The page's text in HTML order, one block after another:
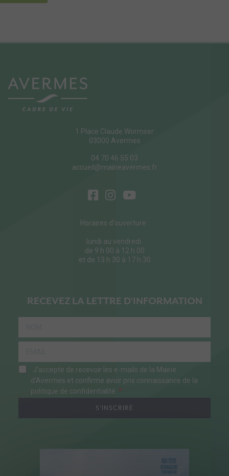
1 Place Claude Wormser
03000 Avermes
04 70 46 55 03
accueil@mairieavermes.fr
Horaires d'ouverture :
lundi au vendredi
de 9 h 00 à 12 h 00
et de 13 h 30 à 17 h 30
RECEVEZ LA LETTRE D'INFORMATION
J'accepte de recevoir les e-mails de la Mairie
d'Avermes et confirme avoir pris connaissance de la
politique de confidentialité.
S'INSCRIRE